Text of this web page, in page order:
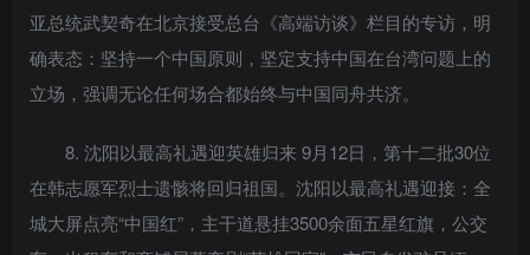
亚总统武契奇在北京接受总台《高端访谈》栏目的专访，明
确表态：坚持一个中国原则，坚定支持中国在台湾问题上的
立场，强调无论任何场合都始终与中国同舟共济。
8. 沈阳以最高礼遇迎英雄归来 9月12日，第十二批30位
在韩志愿军烈士遗骸将回归祖国。沈阳以最高礼遇迎接：全
城大屏点亮“中国红”，主干道悬挂3500余面五星红旗，公交